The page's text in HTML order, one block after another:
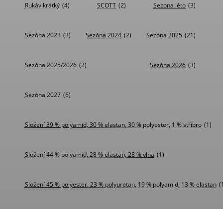
Rukáv krátký (4) SCOTT (2) Sezona léto (3)
Sezóna 2023 (3) Sezóna 2024 (2) Sezóna 2025 (21)
Sezóna 2025/2026 (2) Sezóna 2026 (3)
Sezóna 2027 (6)
Složení 39 % polyamid, 30 % elastan, 30 % polyester, 1 % stříbro (1)
Složení 44 % polyamid, 28 % elastan, 28 % vlna (1)
Složení 45 % polyester, 23 % polyuretan, 19 % polyamid, 13 % elastan